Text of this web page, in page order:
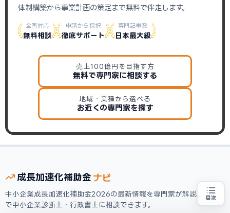
目次
売上100億円を目指す方
専門家に無料相談する
体制構築から事業計画の策定まで無料で伴走します。
全国対応
無料相談
申請から採択
徹底サポート
専門記事数
日本最大級
売上100億円を目指す方
無料で専門家に相談する
地域・業種から選べる
お近くの専門家を探す
成長加速化補助金 ナビ
中小企業成長加速化補助金2026の最新情報を専門家が解説。無料
で中小企業診断士・行政書士に相談できます。